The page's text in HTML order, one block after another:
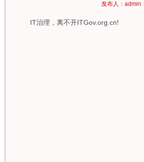
发布人：admin
IT治理，离不开ITGov.org.cn!